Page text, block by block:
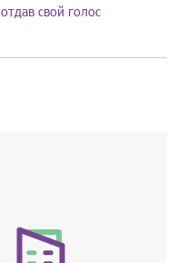
отдав свой голос